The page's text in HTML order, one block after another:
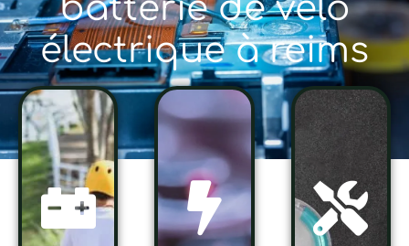
batterie de vélo
électrique à reims